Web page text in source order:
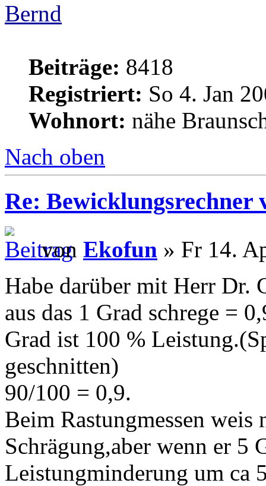
Bernd
Beiträge: 8418
Registriert: So 4. Jan
Wohnort: nähe
Nach oben
Re: Bewicklungsrechner
von Ekofun » Fr 14.
Habe darüber mit Herr Dr.
aus das 1 Grad schrege =
Grad ist 100 %
geschnitten)
90/100 = 0,9.
Beim Rastungmessen
Schrägung,aber wenn er 5
Leistungminderung um ca